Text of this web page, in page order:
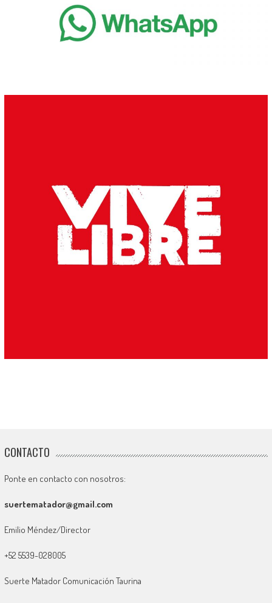
CONTACTO
Ponte en contacto con nosotros:
suertematador@gmail.com
Emilio Méndez/Director
+52 5539-028005
Suerte Matador Comunicación Taurina